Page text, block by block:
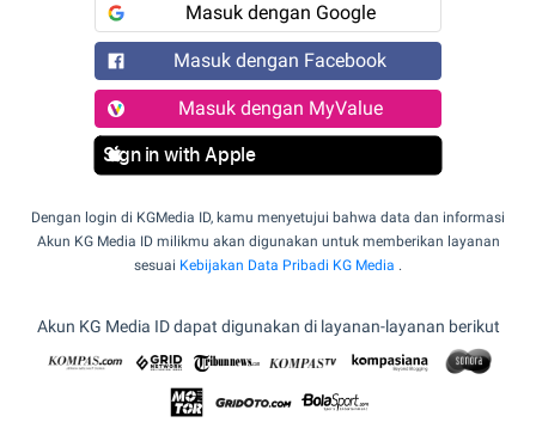
Masuk dengan Google
Masuk dengan Facebook
Masuk dengan MyValue
Sign in with Apple
Dengan login di KGMedia ID, kamu menyetujui bahwa data dan informasi
Akun KG Media ID milikmu akan digunakan untuk memberikan layanan
sesuai Kebijakan Data Pribadi KG Media .
Akun KG Media ID dapat digunakan di layanan-layanan berikut